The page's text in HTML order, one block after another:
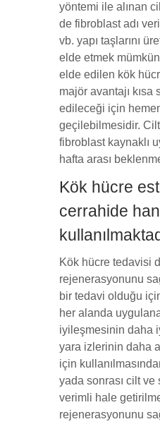
yöntemi ile alınan
de fibroblast adı
vb. yapı taşlarını
elde etmek
elde edilen kök
majör avantajı
edileceği için
geçilebilmesidir.
fibroblast kaynaklı
hafta arası
Kök hücre
cerrahide
Kök hücre tedavisi
rejenerasyonunu
bir tedavi olduğu
her alanda
iyileşmesinin daha
yara izlerinin daha
için
yada sonrası cilt
verimli hale
rejenerasyonunu